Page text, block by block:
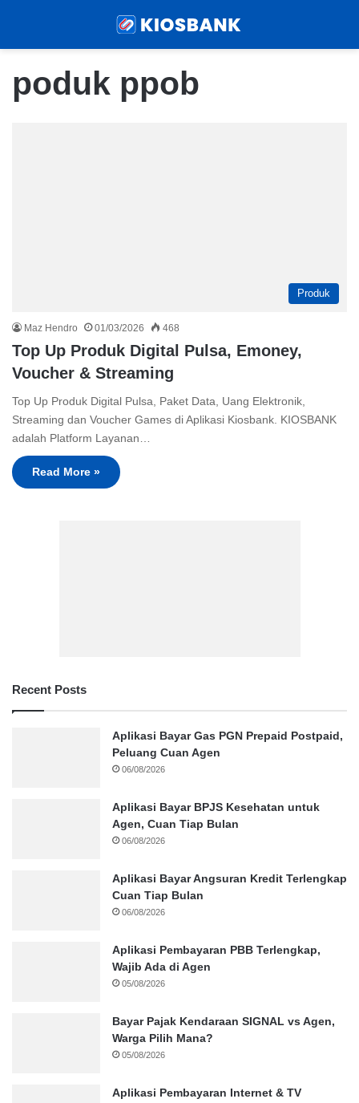
poduk ppob
Produk
Maz Hendro 01/03/2026 468
Top Up Produk Digital Pulsa, Emoney,
Voucher & Streaming
Top Up Produk Digital Pulsa, Paket Data, Uang Elektronik,
Streaming dan Voucher Games di Aplikasi Kiosbank. KIOSBANK
adalah Platform Layanan…
Read More »
Recent Posts
Aplikasi Bayar Gas PGN Prepaid Postpaid,
Peluang Cuan Agen
06/08/2026
Aplikasi Bayar BPJS Kesehatan untuk
Agen, Cuan Tiap Bulan
06/08/2026
Aplikasi Bayar Angsuran Kredit Terlengkap
Cuan Tiap Bulan
06/08/2026
Aplikasi Pembayaran PBB Terlengkap,
Wajib Ada di Agen
05/08/2026
Bayar Pajak Kendaraan SIGNAL vs Agen,
Warga Pilih Mana?
05/08/2026
Aplikasi Pembayaran Internet & TV